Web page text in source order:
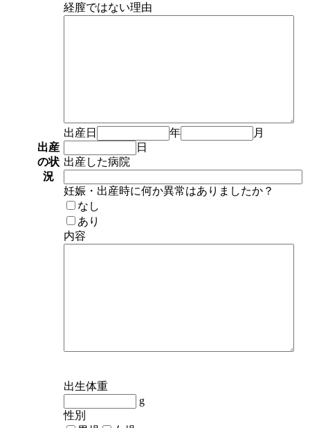
出産
の状
況
経膣ではない理由
出産日 年
月
日
出産した病院
妊娠・出産時に何か異常はありましたか？
なし
あり
内容
出生体重
g
性別